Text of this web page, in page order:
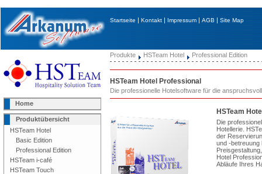
Startseite|Kontakt|Impressum|AGB|Site Map
Home
Produktübersicht
HSTeam Hotel
Basic Edition
Professional Edition
HSTeam i-café
HSTeam Touch
Produkte HSTeam Hotel Professional Edition
HSTeam Hotel Professional
Die professionelle Hotelsoftware für die
HSTeam
Die
Hotellerie.
der
und -betreuung
Hotel
Abläufe Ihres